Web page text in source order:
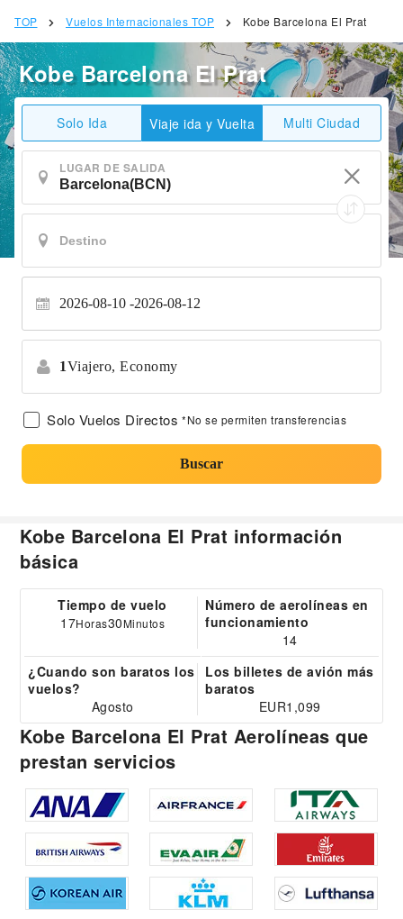
TOP Vuelos Internacionales TOP Kobe Barcelona El Prat
Kobe Barcelona El Prat
Solo Ida Viaje ida y Vuelta Multi Ciudad
LUGAR DE SALIDA
2026-08-10 2026-08-12
1Viajero, Economy
Solo Vuelos Directos *No se permiten transferencias
Buscar
Kobe Barcelona El Prat información
básica
Tiempo de vuelo
17Horas30Minutos
Número de aerolíneas en
funcionamiento
14
¿Cuando son baratos los
vuelos?
Agosto
Los billetes de avión más
baratos
EUR1,099
Kobe Barcelona El Prat Aerolíneas que
prestan servicios